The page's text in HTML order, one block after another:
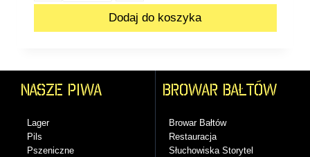
Dodaj do koszyka
Nasze piwa
Lager
Pils
Pszeniczne
BROWAR BAŁTÓW
Browar Bałtów
Restauracja
Słuchowiska Storytel